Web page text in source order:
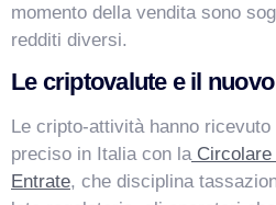
momento della vendita sono
redditi diversi.
Le criptovalute e il
Le cripto-attività hanno
preciso in Italia con la Circolare
Entrate, che disciplina